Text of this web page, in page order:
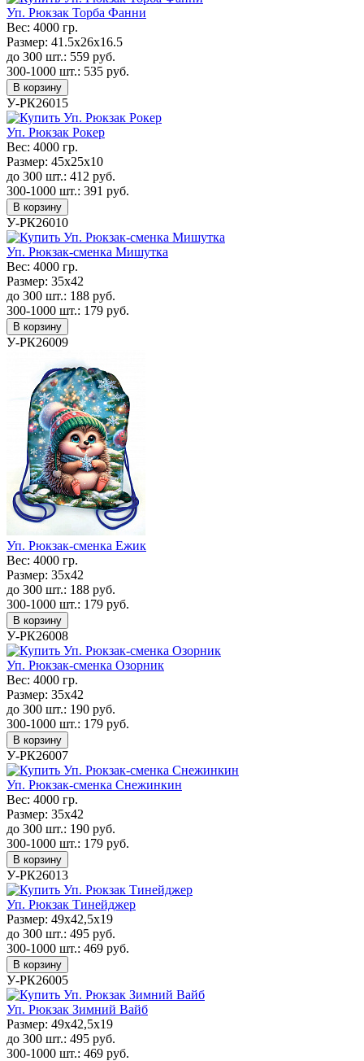
Уп. Рюкзак Торба Фанни
Вес: 4000 гр.
Размер: 41.5х26х16.5
до 300 шт.: 559 руб.
300-1000 шт.: 535 руб.
В корзину
У-РК26015
Уп. Рюкзак Рокер
Вес: 4000 гр.
Размер: 45х25х10
до 300 шт.: 412 руб.
300-1000 шт.: 391 руб.
В корзину
У-РК26010
Уп. Рюкзак-сменка Мишутка
Вес: 4000 гр.
Размер: 35х42
до 300 шт.: 188 руб.
300-1000 шт.: 179 руб.
В корзину
У-РК26009
Уп. Рюкзак-сменка Ежик
Вес: 4000 гр.
Размер: 35х42
до 300 шт.: 188 руб.
300-1000 шт.: 179 руб.
В корзину
У-РК26008
Уп. Рюкзак-сменка Озорник
Вес: 4000 гр.
Размер: 35х42
до 300 шт.: 190 руб.
300-1000 шт.: 179 руб.
В корзину
У-РК26007
Уп. Рюкзак-сменка Снежинкин
Вес: 4000 гр.
Размер: 35х42
до 300 шт.: 190 руб.
300-1000 шт.: 179 руб.
В корзину
У-РК26013
Уп. Рюкзак Тинейджер
Размер: 49х42,5х19
до 300 шт.: 495 руб.
300-1000 шт.: 469 руб.
В корзину
У-РК26005
Уп. Рюкзак Зимний Вайб
Размер: 49х42,5х19
до 300 шт.: 495 руб.
300-1000 шт.: 469 руб.